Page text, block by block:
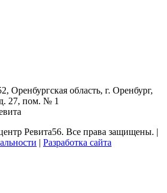
Оренбургская область, г. Оренбург,
27, пом. № 1
Ревита56. Все права защищены. |
| Разработка сайта